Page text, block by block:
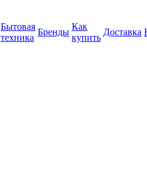
Бытовая
техника
Бренды
Как
купить
Доставка